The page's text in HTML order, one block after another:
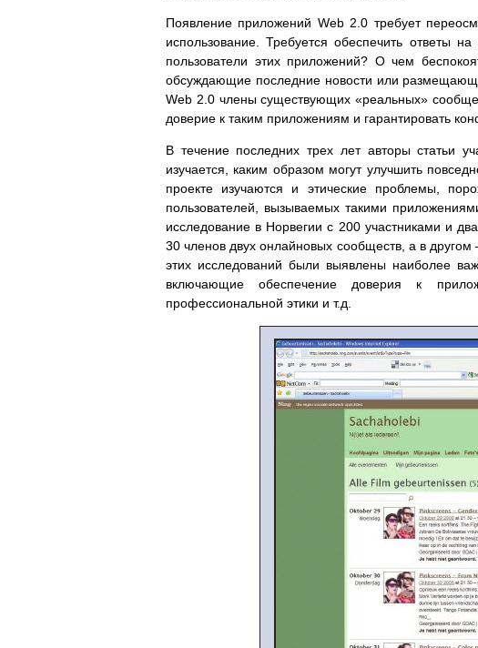
Появление приложений Web 2.0 требует
использование. Требуется обеспечить ответы
пользователи этих приложений? О чем
обсуждающие последние новости или
Web 2.0 члены существующих «реальных»
доверие к таким приложениям и гарантировать
В течение последних трех лет авторы статьи
изучается, каким образом могут улучшить
проекте изучаются и этические проблемы,
пользователей, вызываемых такими
исследование в Норвегии с 200 участниками и
30 членов двух онлайновых сообществ, а в
этих исследований были выявлены наиболее
включающие обеспечение доверия к
профессиональной этики и т.д.